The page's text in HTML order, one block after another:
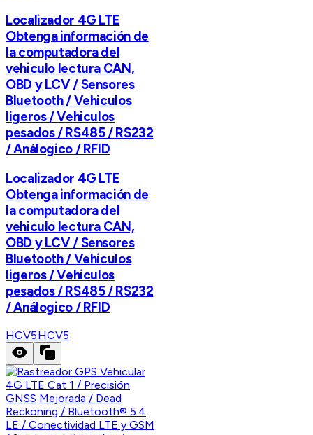
Localizador 4G LTE
Obtenga información de
la computadora del
vehiculo lectura CAN,
OBD y LCV / Sensores
Bluetooth / Vehiculos
ligeros / Vehiculos
pesados / RS485 / RS232
/ Análogico / RFID
Localizador 4G LTE
Obtenga información de
la computadora del
vehiculo lectura CAN,
OBD y LCV / Sensores
Bluetooth / Vehiculos
ligeros / Vehiculos
pesados / RS485 / RS232
/ Análogico / RFID
HCV5HCV5